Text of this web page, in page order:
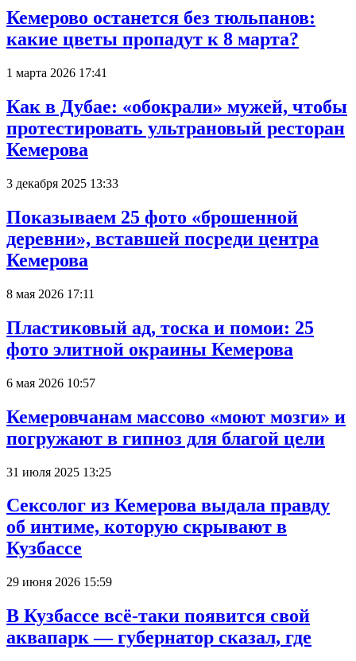
Кемерово останется без тюльпанов:
какие цветы пропадут к 8 марта?
1 марта 2026 17:41
Как в Дубае: «обокрали» мужей, чтобы
протестировать ультрановый ресторан
Кемерова
3 декабря 2025 13:33
Показываем 25 фото «брошенной
деревни», вставшей посреди центра
Кемерова
8 мая 2026 17:11
Пластиковый ад, тоска и помои: 25
фото элитной окраины Кемерова
6 мая 2026 10:57
Кемеровчанам массово «моют мозги» и
погружают в гипноз для благой цели
31 июля 2025 13:25
Сексолог из Кемерова выдала правду
об интиме, которую скрывают в
Кузбассе
29 июня 2026 15:59
В Кузбассе всё-таки появится свой
аквапарк — губернатор сказал, где